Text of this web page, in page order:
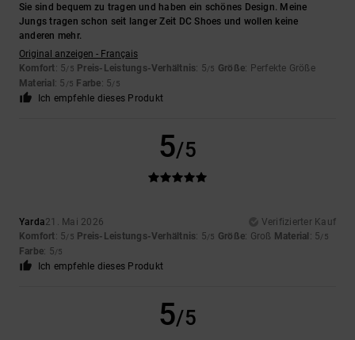
Sie sind bequem zu tragen und haben ein schönes Design. Meine
Jungs tragen schon seit langer Zeit DC Shoes und wollen keine
anderen mehr.
Original anzeigen - Français
Komfort: 5/5 Preis-Leistungs-Verhältnis: 5/5 Größe: Perfekte Größe
Material : 5 /5 Farbe: 5/5
Ich empfehle dieses Produkt
5/5
Yarda21. Mai 2026
Verifizierter Kauf
Komfort: 5/5 Preis-Leistungs-Verhältnis: 5/5 Größe: Groß Material : 5/5
Farbe: 5/5
Ich empfehle dieses Produkt
5/5